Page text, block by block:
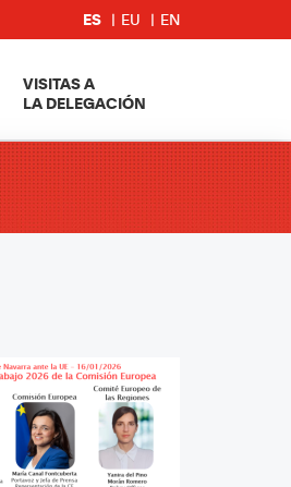
ES EU EN
VISITAS A
LA DELEGACIÓN